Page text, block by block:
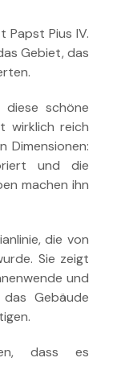
Papst Pius IV.
Gebiet, das
schöne
wirklich reich
Dimensionen:
und die
machen ihn
die von
Sie zeigt
und
Gebäude
dass es